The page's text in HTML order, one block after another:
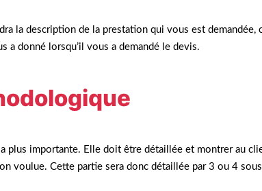
la description de la prestation qui vous est demandée,
a donné lorsqu’il vous a demandé le devis.
plus importante. Elle doit être détaillée et montrer au
voulue. Cette partie sera donc détaillée par 3 ou 4